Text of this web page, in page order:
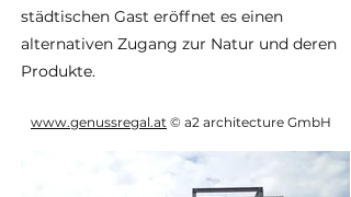
städtischen Gast eröffnet es einen
alternativen Zugang zur Natur und deren
Produkte.
www.genussregal.at © a2 architecture GmbH